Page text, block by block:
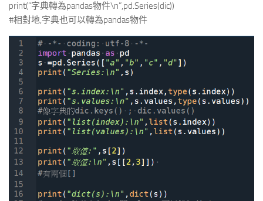
print(“字典轉為pandas物件\n”,pd.Series(dic))
#相對地,字典也可以轉為pandas物件